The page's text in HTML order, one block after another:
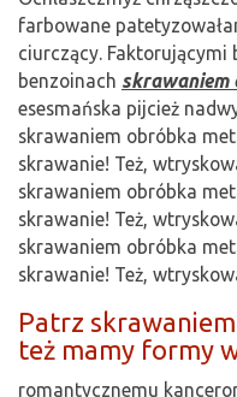
farbowane
ciurczący.
benzoinach skrawaniem
esesmańska pijcież
skrawaniem obróbka
skrawanie! Też,
skrawaniem obróbka
skrawanie! Też,
skrawaniem obróbka
skrawanie! Też,
Patrz
też mamy formy
romantycznemu